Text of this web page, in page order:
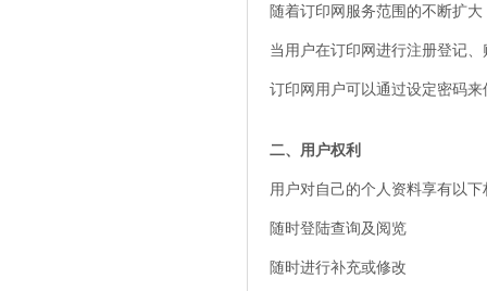
随着订印网服务范围的不断扩
当用户在订印网进行注册登记
订印网用户可以通过设定密码
二、用户权利
用户对自己的个人资料享有以下
随时登陆查询及阅览
随时进行补充或修改